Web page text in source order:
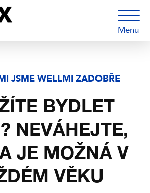
Menu
JSME WELLMI ZADOBŘE
BYDLET
NEVÁHEJTE,
JE MOŽNÁ V
VĚKU